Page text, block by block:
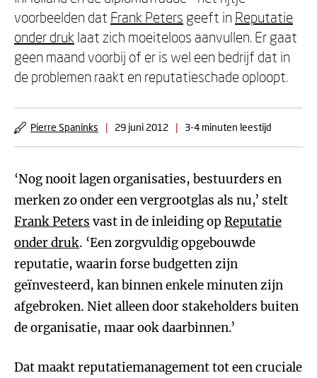
voorbeelden dat Frank Peters geeft in Reputatie
onder druk laat zich moeiteloos aanvullen. Er gaat
geen maand voorbij of er is wel een bedrijf dat in
de problemen raakt en reputatieschade oploopt.
Pierre Spaninks | 29 juni 2012 | 3-4 minuten leestijd
‘Nog nooit lagen organisaties, bestuurders en
merken zo onder een vergrootglas als nu,’ stelt
Frank Peters vast in de inleiding op Reputatie
onder druk. ‘Een zorgvuldig opgebouwde
reputatie, waarin forse budgetten zijn
geïnvesteerd, kan binnen enkele minuten zijn
afgebroken. Niet alleen door stakeholders buiten
de organisatie, maar ook daarbinnen.’
Dat maakt reputatiemanagement tot een cruciale